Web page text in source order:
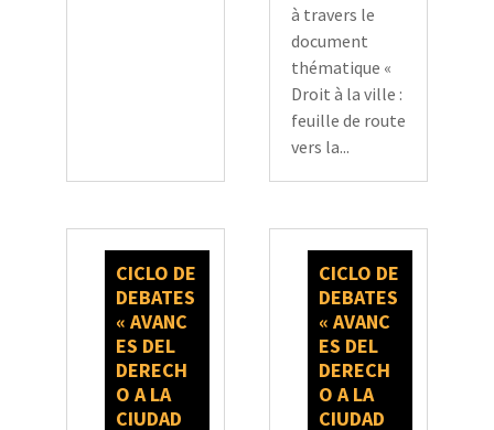
à travers le
document
thématique «
Droit à la ville :
feuille de route
vers la...
CICLO DE
DEBATES
« AVANC
ES DEL
DERECH
O A LA
CIUDAD
CICLO DE
DEBATES
« AVANC
ES DEL
DERECH
O A LA
CIUDAD